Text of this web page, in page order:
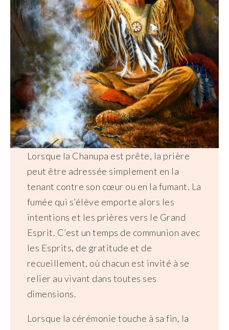
Lorsque la Chanupa est prête, la prière
peut être adressée simplement en la
tenant contre son cœur ou en la fumant. La
fumée qui s’élève emporte alors les
intentions et les prières vers le Grand
Esprit. C’est un temps de communion avec
les Esprits, de gratitude et de
recueillement, où chacun est invité à se
relier au vivant dans toutes ses
dimensions.
Lorsque la cérémonie touche à sa fin, la